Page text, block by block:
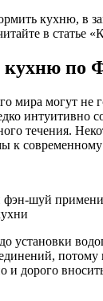
кухню, в
в статье
кухню по
мира могут не
интуитивно
течения.
к современному
фэн-шуй
установки
потому
и дорого